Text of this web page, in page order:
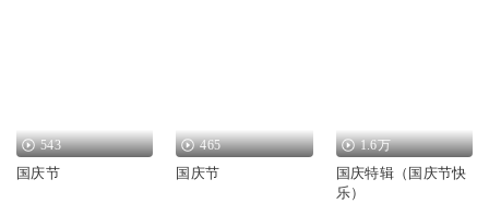
543
国庆节
465
国庆节
1.6万
国庆特辑（国庆节快
乐）